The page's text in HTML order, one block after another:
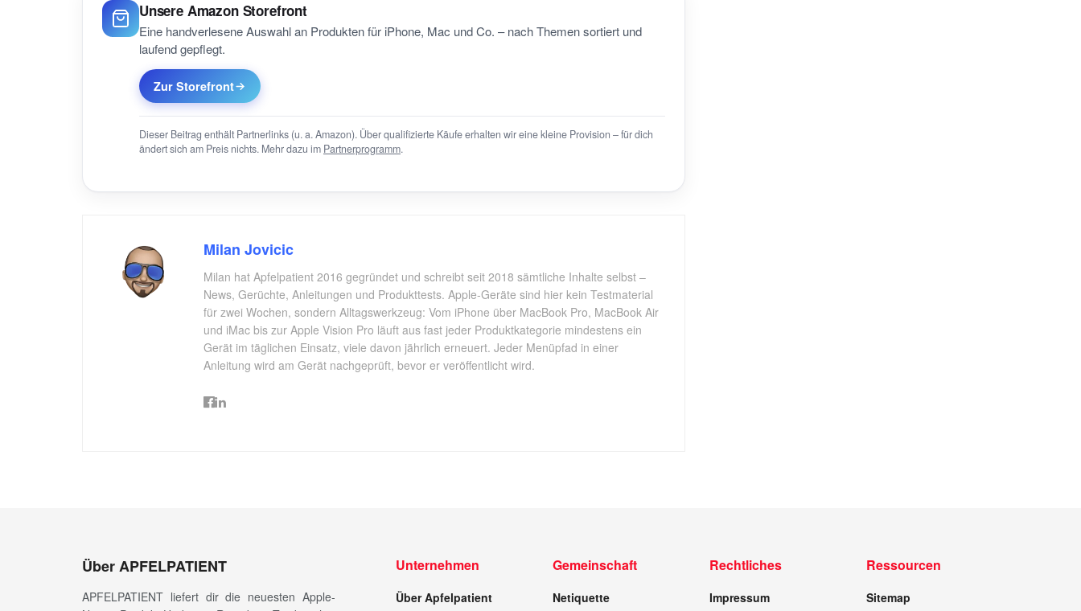
Unsere Amazon Storefront
Eine handverlesene Auswahl an Produkten für iPhone, Mac und Co. – nach Themen sortiert und
laufend gepflegt.
Zur Storefront
Dieser Beitrag enthält Partnerlinks (u. a. Amazon). Über qualifizierte Käufe erhalten wir eine kleine Provision – für dich
ändert sich am Preis nichts. Mehr dazu im Partnerprogramm.
Milan Jovicic
Milan hat Apfelpatient 2016 gegründet und schreibt seit 2018 sämtliche Inhalte selbst –
News, Gerüchte, Anleitungen und Produkttests. Apple-Geräte sind hier kein Testmaterial
für zwei Wochen, sondern Alltagswerkzeug: Vom iPhone über MacBook Pro, MacBook Air
und iMac bis zur Apple Vision Pro läuft aus fast jeder Produktkategorie mindestens ein
Gerät im täglichen Einsatz, viele davon jährlich erneuert. Jeder Menüpfad in einer
Anleitung wird am Gerät nachgeprüft, bevor er veröffentlicht wird.
Über APFELPATIENT
APFELPATIENT liefert dir die neuesten Apple-
Unternehmen
Über Apfelpatient
Gemeinschaft
Netiquette
Rechtliches
Impressum
Ressourcen
Sitemap